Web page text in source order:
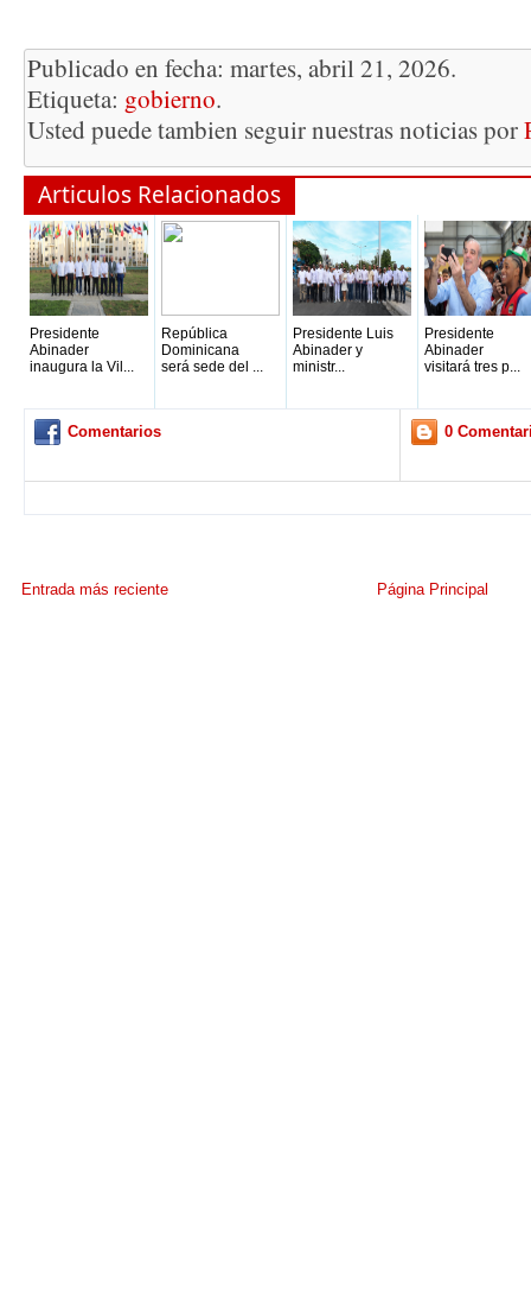
Publicado en fecha: martes, abril 21, 2026.
Etiqueta: gobierno.
Usted puede tambien seguir nuestras noticias por
Articulos Relacionados
Presidente
Abinader
inaugura la Vil...
República
Dominicana
será sede del ...
Presidente Luis
Abinader y
ministr...
Presidente
Abinader
visitará tres p...
Comentarios 0
Entrada más reciente Página Principal